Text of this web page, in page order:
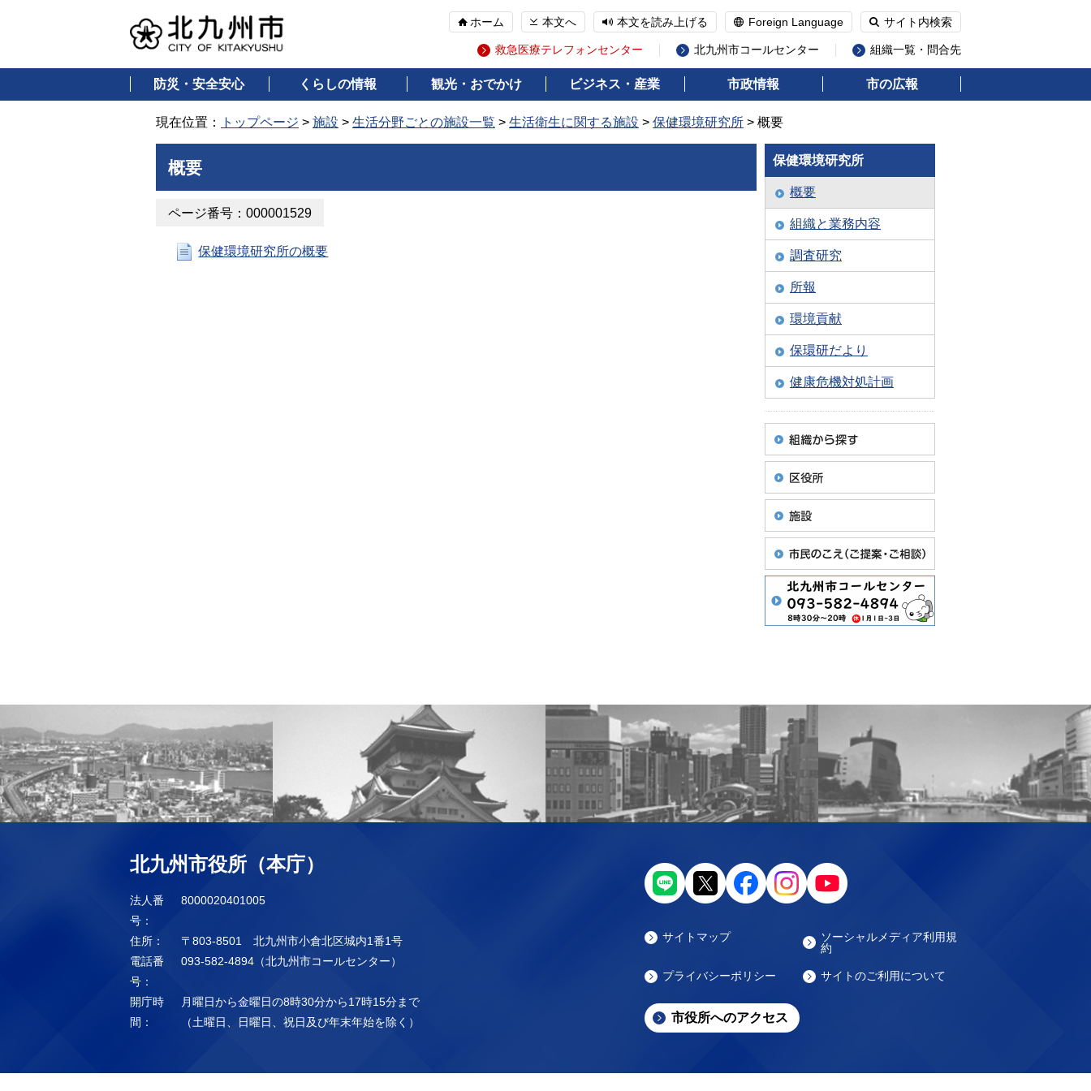
ホーム 本文へ 本文を読み上げる Foreign Language サイト内検索
救急医療テレフォンセンター 北九州市コールセンター 組織一覧・問合先
防災・安全安心 くらしの情報 観光・おでかけ ビジネス・産業 市政情報 市の広報
現在位置： トップページ > 施設 > 生活分野ごとの施設一覧 > 生活衛生に関する施設 > 保健環境研究所 > 概要
概要
ページ番号：000001529
保健環境研究所の概要
保健環境研究所
概要
組織と業務内容
調査研究
所報
環境貢献
保環研だより
健康危機対処計画
北九州市役所（本庁）
法人番
号：
8000020401005
住所：
〒803-8501 北九州市小倉北区城内1番1号
電話番
号：
093-582-4894（北九州市コールセンター）
開庁時
間：
月曜日から金曜日の8時30分から17時15分まで
（土曜日、日曜日、祝日及び年末年始を除く）
サイトマップ
ソーシャルメディア利用規
約
プライバシーポリシー サイトのご利用について
市役所へのアクセス